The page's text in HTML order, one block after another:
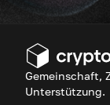
Gemeinschaft,
Unterstützung.